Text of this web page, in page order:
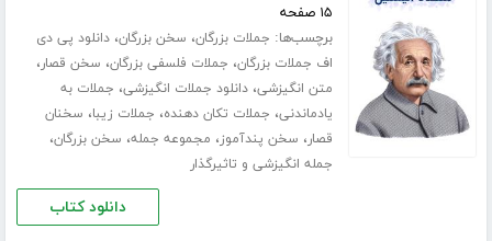
۱۵ صفحه
برچسب‌ها: جملات بزرگان، سخن بزرگان،دانلود پی دی
اف جملات بزرگان، جملات فلسفی بزرگان، سخن قصار،
متن انگیزشی،دانلود جملات انگیزشی، جملات به
یادماندنی، جملات تکان دهنده، جملات زیبا، سخنان
قصار، سخن پندآموز، مجموعه جمله، سخن بزرگان،
جمله انگیزشی و تاثیرگذار
دانلود کتاب